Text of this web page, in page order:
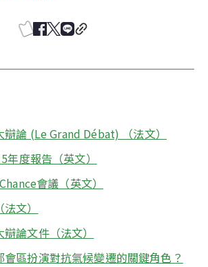
論 (Le Grand Débat) （法文）
度報告（英文）
會議（英文）
文）
論文件（法文）
會區扮演對抗氣候變遷的關鍵角色？